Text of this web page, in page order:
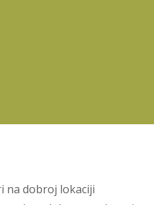
na dobroj lokaciji